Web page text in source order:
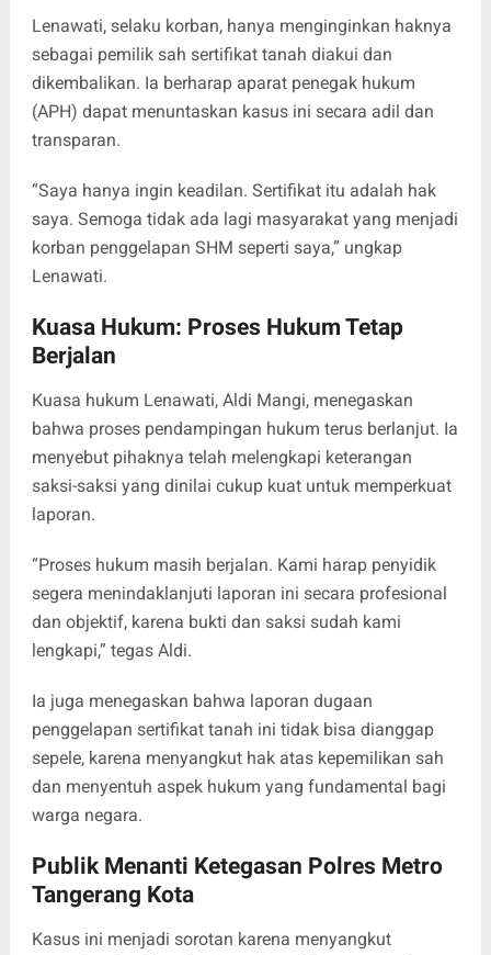
Lenawati, selaku korban, hanya menginginkan haknya
sebagai pemilik sah sertifikat tanah diakui dan
dikembalikan. Ia berharap aparat penegak hukum
(APH) dapat menuntaskan kasus ini secara adil dan
transparan.
“Saya hanya ingin keadilan. Sertifikat itu adalah hak
saya. Semoga tidak ada lagi masyarakat yang menjadi
korban penggelapan SHM seperti saya,” ungkap
Lenawati.
Kuasa Hukum: Proses Hukum Tetap
Berjalan
Kuasa hukum Lenawati, Aldi Mangi, menegaskan
bahwa proses pendampingan hukum terus berlanjut. Ia
menyebut pihaknya telah melengkapi keterangan
saksi-saksi yang dinilai cukup kuat untuk memperkuat
laporan.
“Proses hukum masih berjalan. Kami harap penyidik
segera menindaklanjuti laporan ini secara profesional
dan objektif, karena bukti dan saksi sudah kami
lengkapi,” tegas Aldi.
Ia juga menegaskan bahwa laporan dugaan
penggelapan sertifikat tanah ini tidak bisa dianggap
sepele, karena menyangkut hak atas kepemilikan sah
dan menyentuh aspek hukum yang fundamental bagi
warga negara.
Publik Menanti Ketegasan Polres Metro
Tangerang Kota
Kasus ini menjadi sorotan karena menyangkut